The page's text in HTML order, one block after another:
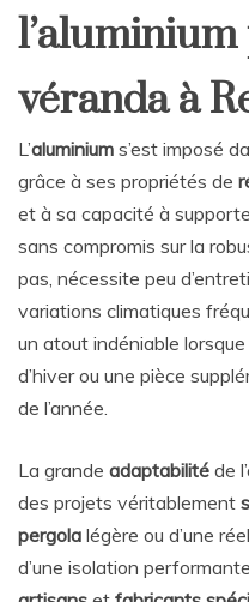
véranda à
L’aluminium s’est imposé
grâce à ses propriétés de
et à sa capacité à
sans compromis sur la
pas, nécessite peu
variations climatiques
un atout indéniable lorsque
d’hiver ou une pièce
de l’année.
La grande adaptabilité de
des projets véritablement
pergola légère ou d’une
d’une isolation